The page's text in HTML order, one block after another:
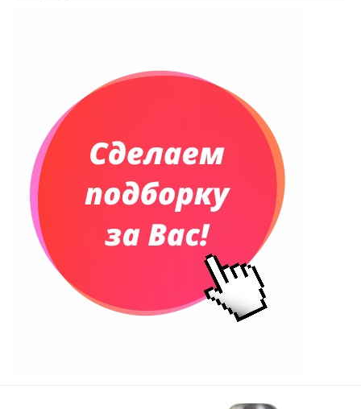
Планинги недатированные
Телефонные книжки
Сумки и Рюкзаки
Сумки для планшетов и ноутбуков
Рюкзаки
Конференц-сумки
Сумки для покупок промо
Несессеры и косметички
Сумки дорожные